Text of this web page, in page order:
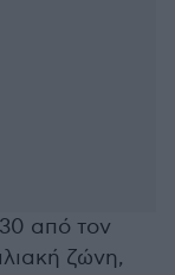
από τον
ζώνη,